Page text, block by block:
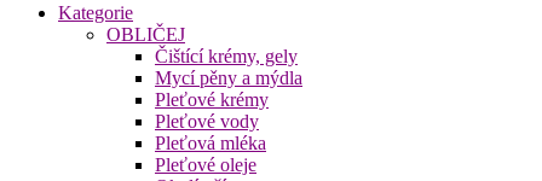
Kategorie
OBLIČEJ
Čištící krémy, gely
Mycí pěny a mýdla
Pleťové krémy
Pleťové vody
Pleťová mléka
Pleťové oleje